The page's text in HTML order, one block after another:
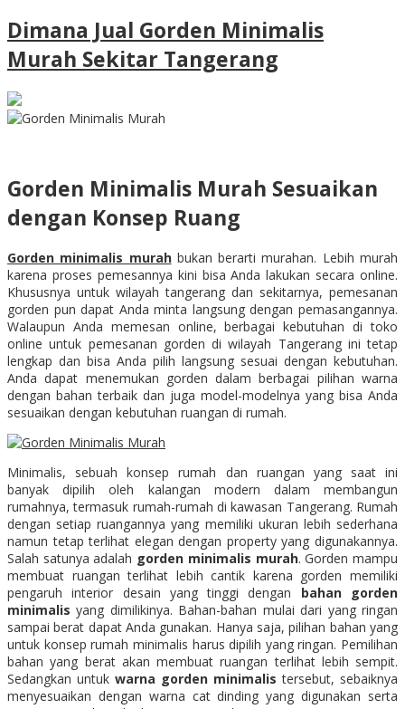
Dimana Jual Gorden Minimalis
Murah Sekitar Tangerang
Gorden Minimalis Murah Sesuaikan
dengan Konsep Ruang
Gorden minimalis murahbukan berarti murahan. Lebih murah
karena proses pemesannya kini bisa Anda lakukan secara online.
Khususnya untuk wilayah tangerang dan sekitarnya, pemesanan
gorden pun dapat Anda minta langsung dengan pemasangannya.
Walaupun Anda memesan online, berbagai kebutuhan di toko
online untuk pemesanan gorden di wilayah Tangerang ini tetap
lengkap dan bisa Anda pilih langsung sesuai dengan kebutuhan.
Anda dapat menemukan gorden dalam berbagai pilihan warna
dengan bahan terbaik dan juga model-modelnya yang bisa Anda
sesuaikan dengan kebutuhan ruangan di rumah.
Minimalis, sebuah konsep rumah dan ruangan yang saat ini
banyak dipilih oleh kalangan modern dalam membangun
rumahnya, termasuk rumah-rumah di kawasan Tangerang. Rumah
dengan setiap ruangannya yang memiliki ukuran lebih sederhana
namun tetap terlihat elegan dengan property yang digunakannya.
Salah satunya adalah gorden minimalis murah. Gorden mampu
membuat ruangan terlihat lebih cantik karena gorden memiliki
pengaruh interior desain yang tinggi dengan bahan gorden
minimalis yang dimilikinya. Bahan-bahan mulai dari yang ringan
sampai berat dapat Anda gunakan. Hanya saja, pilihan bahan yang
untuk konsep rumah minimalis harus dipilih yang ringan. Pemilihan
bahan yang berat akan membuat ruangan terlihat lebih sempit.
Sedangkan untuk warna gorden minimalis tersebut, sebaiknya
menyesuaikan dengan warna cat dinding yang digunakan serta